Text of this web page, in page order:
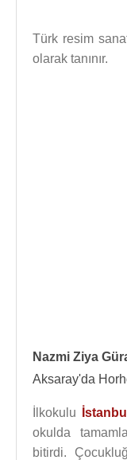
Türk resim
olarak tanınır.
Nazmi Ziya
Aksaray'da
İlkokulu İstanbul
okulda
bitirdi.